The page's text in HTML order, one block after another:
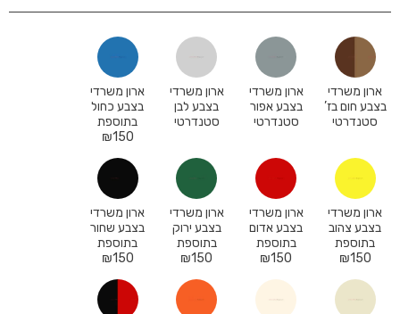
ארון משרדי
בצבע חום בז’
סטנדרטי
ארון משרדי
בצבע אפור
סטנדרטי
ארון משרדי
בצבע לבן
סטנדרטי
ארון משרדי
בצבע כחול
בתוספת
₪150
ארון משרדי
בצבע צהוב
בתוספת
₪150
ארון משרדי
בצבע אדום
בתוספת
₪150
ארון משרדי
בצבע ירוק
בתוספת
₪150
ארון משרדי
בצבע שחור
בתוספת
₪150